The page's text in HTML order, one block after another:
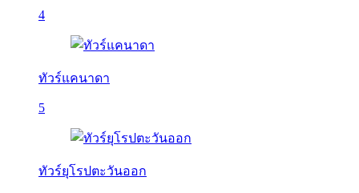
4
ทัวร์แคนาดา
5
ทัวร์ยุโรปตะวันออก